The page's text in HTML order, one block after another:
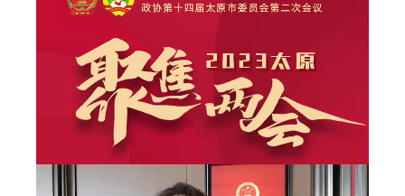
看天下 晋月读 最太原
太原日报 太原晚报 热评